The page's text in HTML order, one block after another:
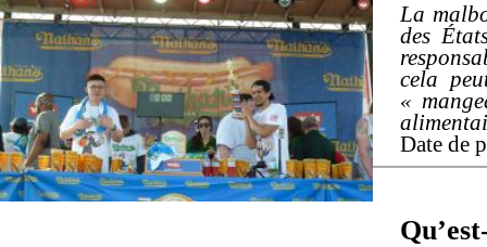
La
des
cela
«
Date de